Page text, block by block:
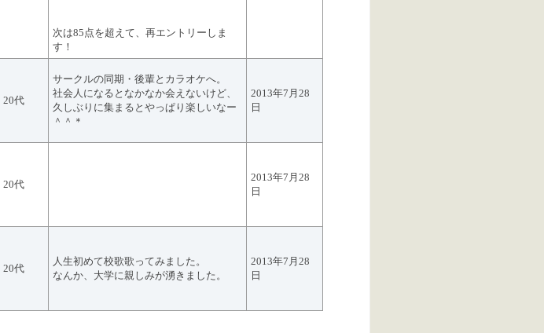
次は85点を超えて、再エントリーしま
す！
20代
サークルの同期・後輩とカラオケへ。
社会人になるとなかなか会えないけど、
久しぶりに集まるとやっぱり楽しいなー
＾＾＊
2013年7月28
日
20代
2013年7月28
日
20代
人生初めて校歌歌ってみました。
なんか、大学に親しみが湧きました。
2013年7月28
日